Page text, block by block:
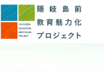
このページの本文へ